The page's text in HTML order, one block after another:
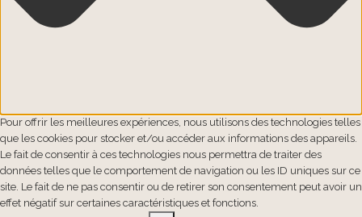
Pour offrir les meilleures expériences, nous utilisons des technologies telles
que les cookies pour stocker et/ou accéder aux informations des appareils.
Le fait de consentir à ces technologies nous permettra de traiter des
données telles que le comportement de navigation ou les ID uniques sur ce
site. Le fait de ne pas consentir ou de retirer son consentement peut avoir un
effet négatif sur certaines caractéristiques et fonctions.